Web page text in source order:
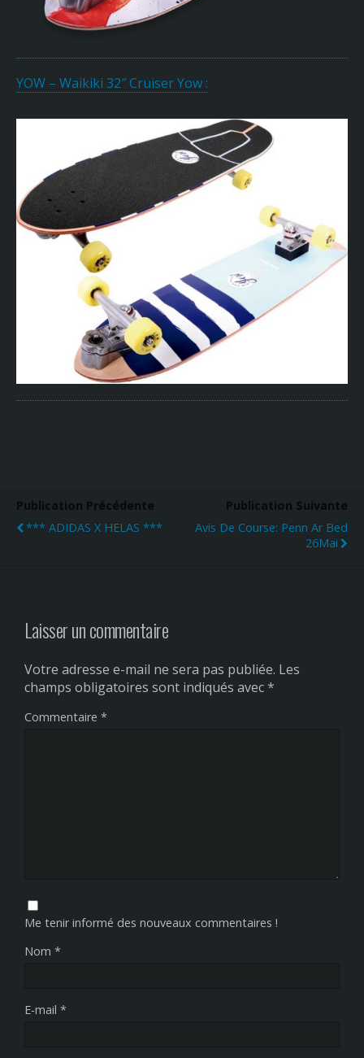
YOW – Waikiki 32″ Cruiser Yow :
Publication Précédente
*** ADIDAS X HELAS ***
Publication Suivante
Avis De Course: Penn Ar Bed
26Mai
Laisser un commentaire
Votre adresse e-mail ne sera pas publiée. Les
champs obligatoires sont indiqués avec*
Commentaire *
Me tenir informé des nouveaux commentaires !
Nom *
E-mail *